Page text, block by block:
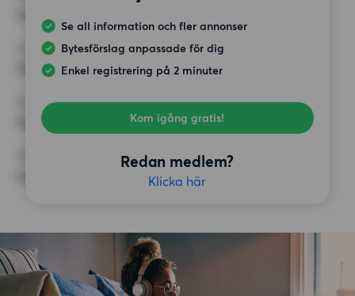
Se all information och fler annonser
Bytesförslag anpassade för dig
Enkel registrering på 2 minuter
Kom igång gratis!
Redan medlem?
Klicka här
HÖGSTA HYRA
15 000 kr
Inga speciella krav
ÖVRIGA PREFERENSER
Inga speciella preferenser